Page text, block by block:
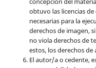
obtuvo las licencias
necesarias para la
derechos de imagen,
no viola derechos de
estos, los derechos
El autor/a o cedente,